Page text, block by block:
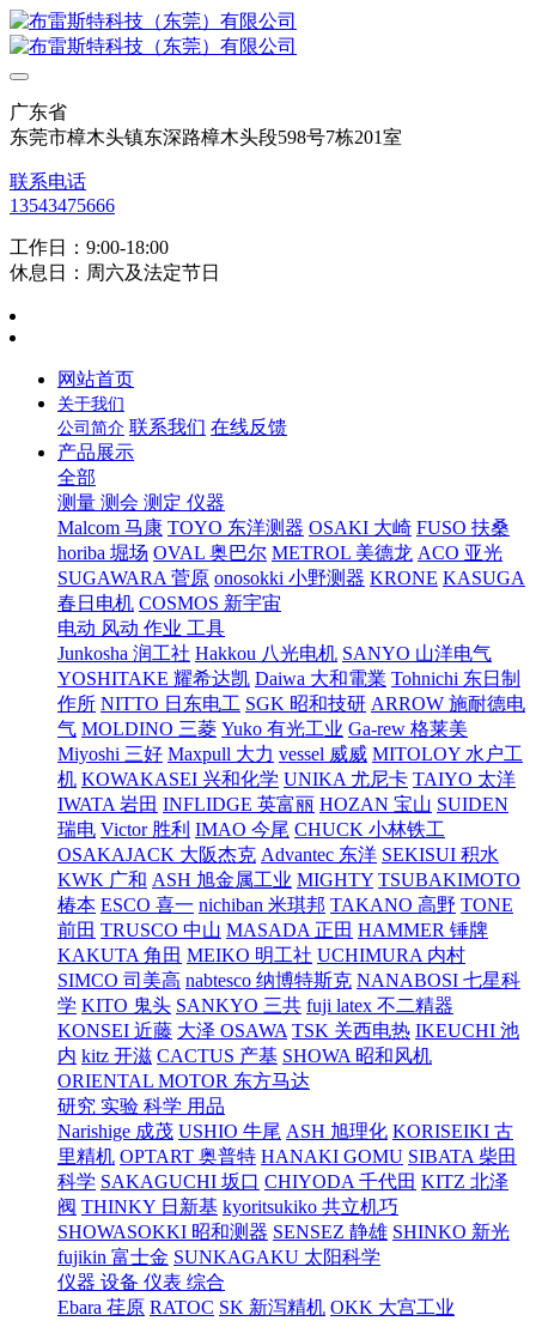
广东省
东莞市樟木头镇东深路樟木头段598号7栋201室
联系电话
13543475666
工作日：9:00-18:00
休息日：周六及法定节日
网站首页
关于我们
公司简介 联系我们 在线反馈
产品展示
全部
测量 测会 测定 仪器
Malcom 马康 TOYO 东洋测器 OSAKI 大崎 FUSO 扶桑
horiba 堀场 OVAL 奥巴尔 METROL 美德龙 ACO 亚光
SUGAWARA 菅原 onosokki 小野测器 KRONE KASUGA
春日电机 COSMOS 新宇宙
电动 风动 作业 工具
Junkosha 润工社 Hakkou 八光电机 SANYO 山洋电气
YOSHITAKE 耀希达凯 Daiwa 大和電業 Tohnichi 东日制
作所 NITTO 日东电工 SGK 昭和技研 ARROW 施耐德电
气 MOLDINO 三菱 Yuko 有光工业 Ga-rew 格莱美
Miyoshi 三好 Maxpull 大力 vessel 威威 MITOLOY 水户工
机 KOWAKASEI 兴和化学 UNIKA 尤尼卡 TAIYO 太洋
IWATA 岩田 INFLIDGE 英富丽 HOZAN 宝山 SUIDEN
瑞电 Victor 胜利 IMAO 今尾 CHUCK 小林铁工
OSAKAJACK 大阪杰克 Advantec 东洋 SEKISUI 积水
KWK 广和 ASH 旭金属工业 MIGHTY TSUBAKIMOTO
椿本 ESCO 喜一 nichiban 米琪邦 TAKANO 高野 TONE
前田 TRUSCO 中山 MASADA 正田 HAMMER 锤牌
KAKUTA 角田 MEIKO 明工社 UCHIMURA 内村
SIMCO 司美高 nabtesco 纳博特斯克 NANABOSI 七星科
学 KITO 鬼头 SANKYO 三共 fuji latex 不二精器
KONSEI 近藤 大泽 OSAWA TSK 关西电热 IKEUCHI 池
内 kitz 开滋 CACTUS 产基 SHOWA 昭和风机
ORIENTAL MOTOR 东方马达
研究 实验 科学 用品
Narishige 成茂 USHIO 牛尾 ASH 旭理化 KORISEIKI 古
里精机 OPTART 奥普特 HANAKI GOMU SIBATA 柴田
科学 SAKAGUCHI 坂口 CHIYODA 千代田 KITZ 北泽
阀 THINKY 日新基 kyoritsukiko 共立机巧
SHOWASOKKI 昭和测器 SENSEZ 静雄 SHINKO 新光
fujikin 富士金 SUNKAGAKU 太阳科学
仪器 设备 仪表 综合
Ebara 荏原 RATOC SK 新泻精机 OKK 大宫工业